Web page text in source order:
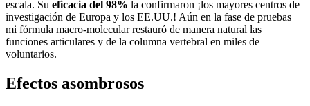
escala. Su eficacia del 98% la confirmaron ¡los mayores centros de
investigación de Europa y los EE.UU.! Aún en la fase de pruebas
mi fórmula macro-molecular restauró de manera natural las
funciones articulares y de la columna vertebral en miles de
voluntarios.
Efectos asombrosos